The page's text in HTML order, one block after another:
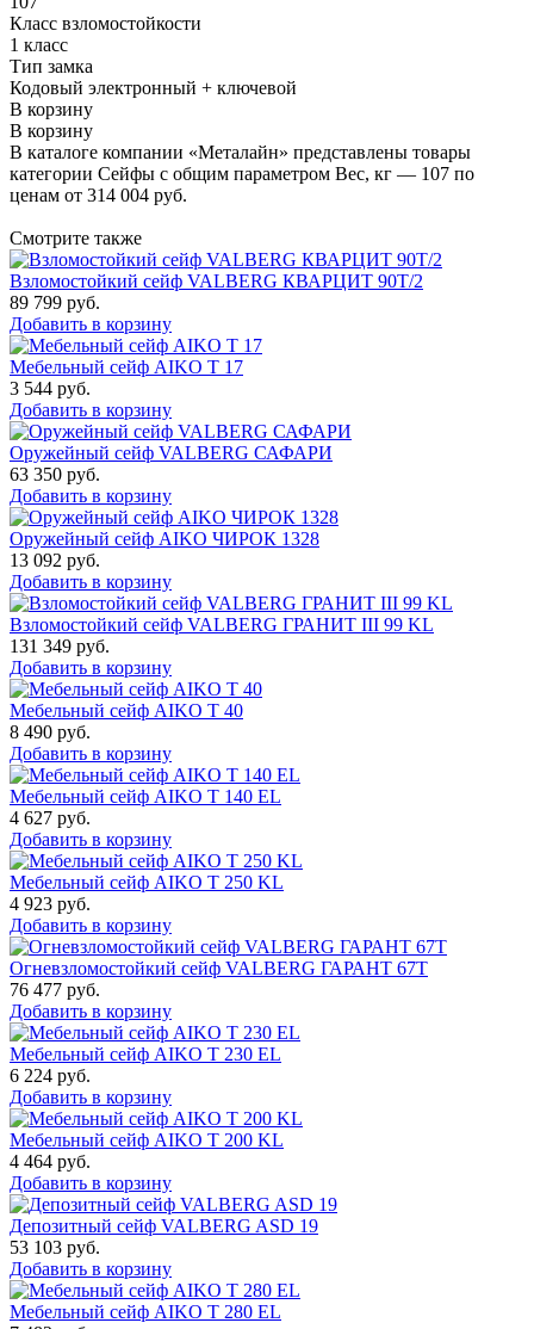
Класс взломостойкости
1 класс
Тип замка
Кодовый электронный + ключевой
В корзину
В корзину
В каталоге компании «Металайн» представлены товары
категории Сейфы с общим параметром Вес, кг — 107 по
ценам от 314 004 руб.
Смотрите также
Взломостойкий сейф VALBERG КВАРЦИТ 90Т/2
89 799 руб.
Добавить в корзину
Мебельный сейф AIKO Т 17
3 544 руб.
Добавить в корзину
Оружейный сейф VALBERG САФАРИ
63 350 руб.
Добавить в корзину
Оружейный сейф AIKO ЧИРОК 1328
13 092 руб.
Добавить в корзину
Взломостойкий сейф VALBERG ГРАНИТ III 99 KL
131 349 руб.
Добавить в корзину
Мебельный сейф AIKO Т 40
8 490 руб.
Добавить в корзину
Мебельный сейф AIKO T 140 EL
4 627 руб.
Добавить в корзину
Мебельный сейф AIKO T 250 KL
4 923 руб.
Добавить в корзину
Огневзломостойкий сейф VALBERG ГАРАНТ 67T
76 477 руб.
Добавить в корзину
Мебельный сейф AIKO T 230 EL
6 224 руб.
Добавить в корзину
Мебельный сейф AIKO T 200 KL
4 464 руб.
Добавить в корзину
Депозитный сейф VALBERG ASD 19
53 103 руб.
Добавить в корзину
Мебельный сейф AIKO T 280 EL